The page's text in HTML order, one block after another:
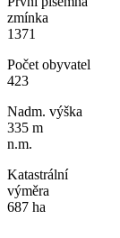
zmínka
1371
Počet obyvatel
423
Nadm. výška
335 m
n.m.
Katastrální
výměra
687 ha